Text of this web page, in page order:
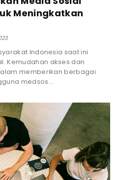
Meningkatkan
Indonesia saat ini
Kemudahan akses dan
memberikan berbagai
medsos...